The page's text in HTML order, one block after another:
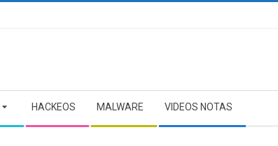
HACKEOS MALWARE VIDEOS NOTAS